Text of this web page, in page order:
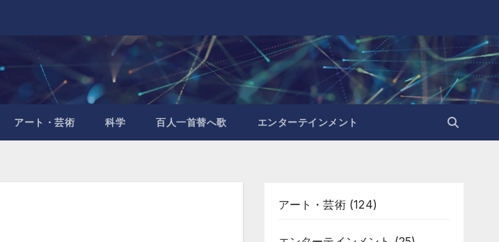
アート・芸術 科学 百人一首替へ歌 エンターテインメント
アート・芸術(124)